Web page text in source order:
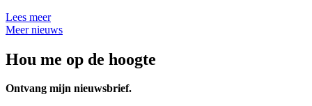
Lees meer
Meer nieuws
Hou me op de hoogte
Ontvang mijn nieuwsbrief.